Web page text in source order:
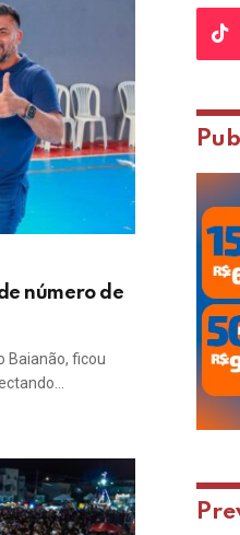
número de
Baianão, ficou